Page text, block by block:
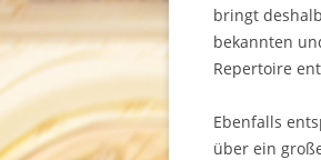
bringt
bekannten
Repertoire
Ebenfalls
über ein